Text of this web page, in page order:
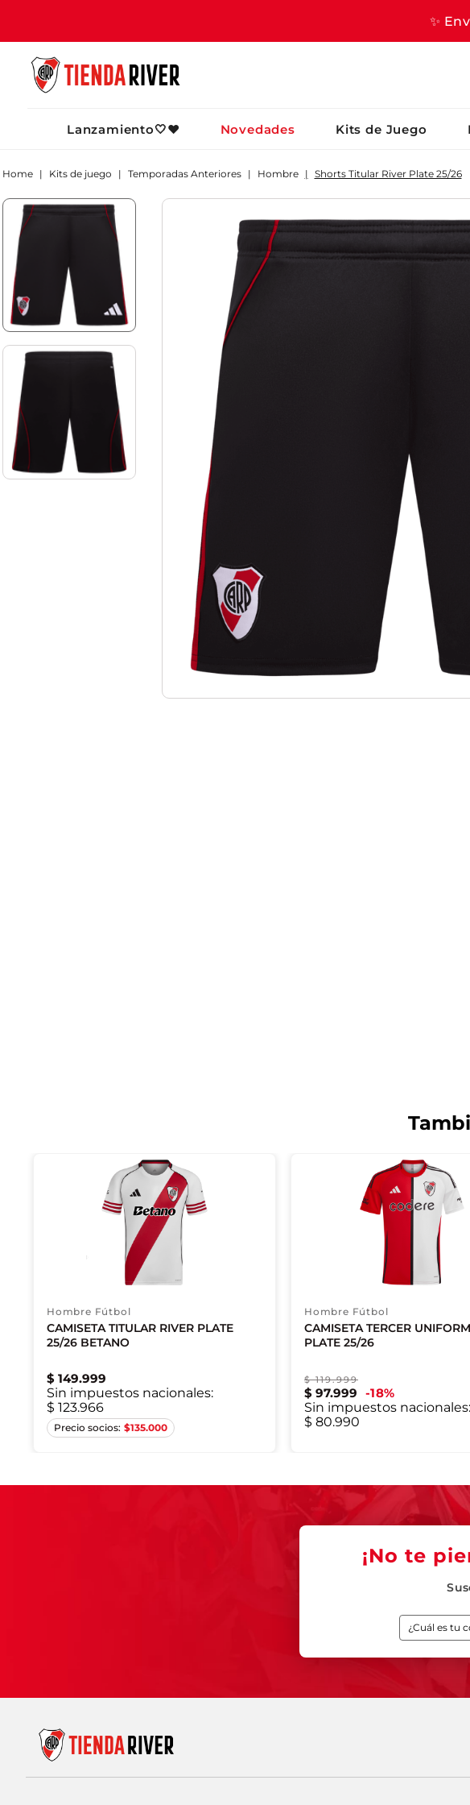
✨
Lanzamiento🤍❤️ Novedades Kits de Juego
Kits de juego Temporadas Anteriores Hombre Shorts Titular River Plate 25/26
Hombre Fútbol
CAMISETA TITULAR RIVER PLATE
25/26 BETANO
$ 149.999
Sin impuestos nacionales:
$ 123.966
$135.000
XS
Hombre Fútbol
CAMISETA TERCER
PLATE 25/26
$ 119.999
$ 97.999 18%
Sin impuestos nacionales:
$ 80.990
XS S M L
¡No te
1.
camiseta
4.
short